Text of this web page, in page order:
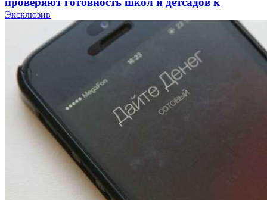
учебному году
Покушение на убийство в Волгограде: девушка
напала на незнакомую женщину с ножом
12:39
Сладкий праздник в Волгограде: в Центральном
парке прошёл фестиваль „Арбузный переполох“
Волгоградские компании нарастили экспорт:
заключены контракты на 3,6 млн долларов
Эксклюзив